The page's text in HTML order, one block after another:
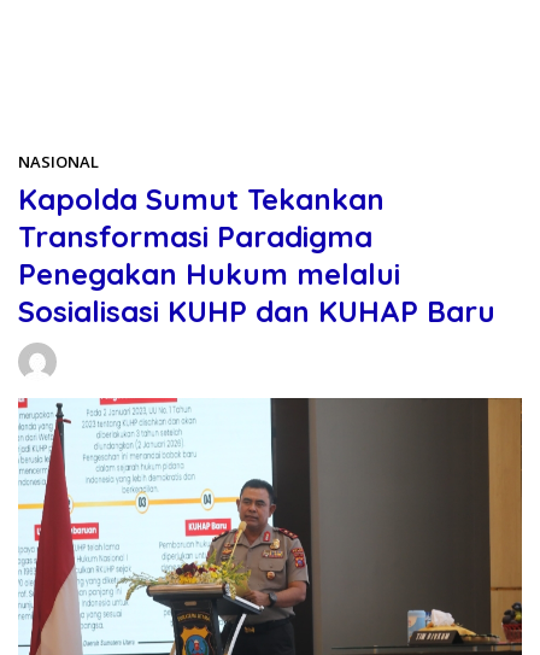
NASIONAL
Kapolda Sumut Tekankan
Transformasi Paradigma
Penegakan Hukum melalui
Sosialisasi KUHP dan KUHAP Baru